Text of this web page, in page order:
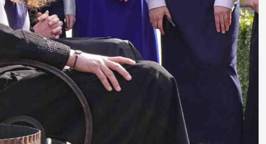
ВПБА — спільнота, де
формується покликання
Читати більше